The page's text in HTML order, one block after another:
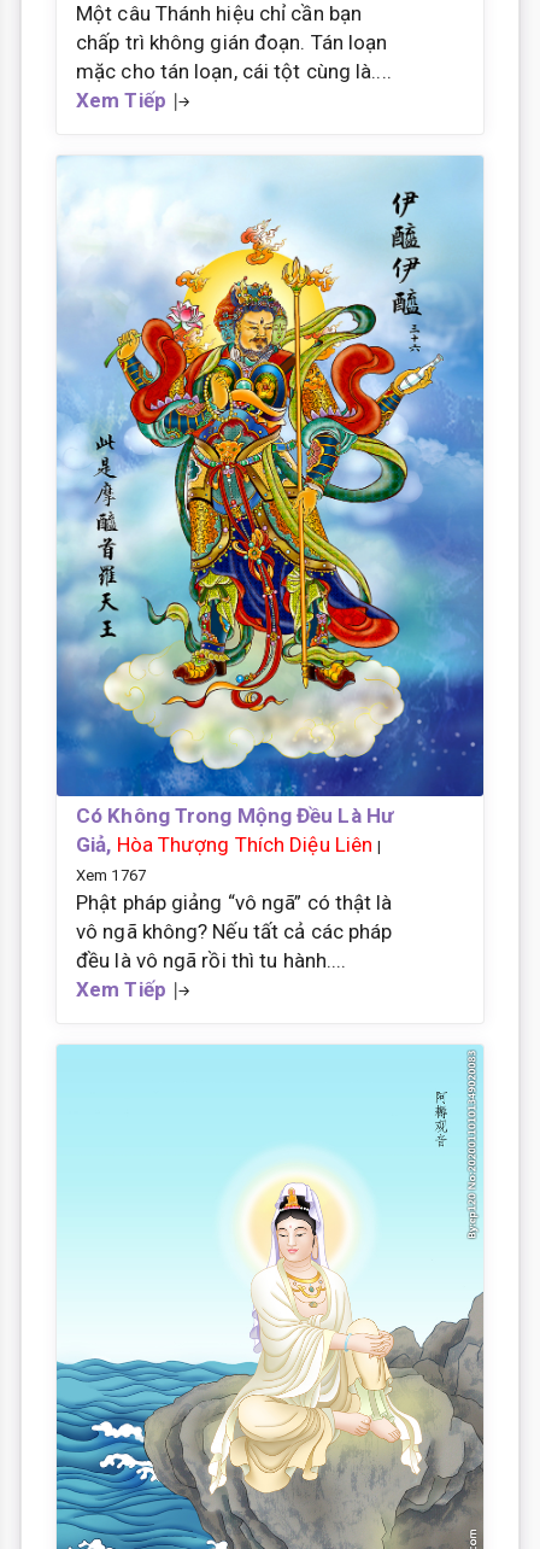
Một câu Thánh hiệu chỉ cần bạn
chấp trì không gián đoạn. Tán loạn
mặc cho tán loạn, cái tột cùng là....
Xem Tiếp
Có Không Trong Mộng Đều Là Hư
Giả, Hòa Thượng Thích Diệu Liên |
Xem 1767
Phật pháp giảng “vô ngã” có thật là
vô ngã không? Nếu tất cả các pháp
đều là vô ngã rồi thì tu hành....
Xem Tiếp